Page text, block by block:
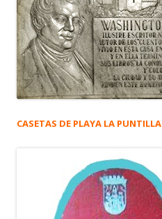
CASETAS DE PLAYA LA PUNTILLA